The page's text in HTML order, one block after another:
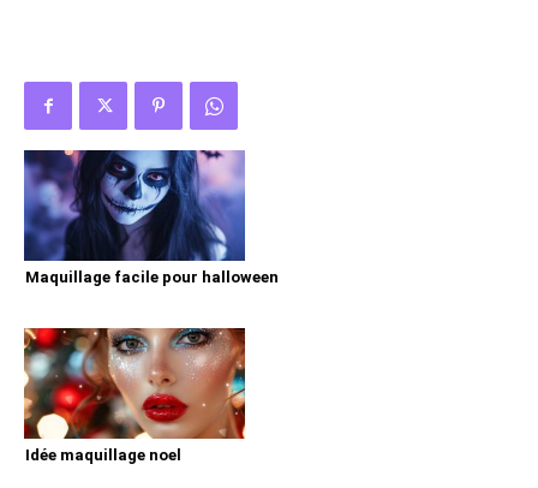
Maquillage facile pour halloween
Idée maquillage noel